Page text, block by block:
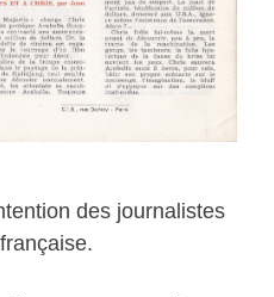
des journalistes